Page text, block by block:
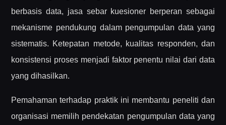
berbasis data, jasa sebar kuesioner berperan sebagai
mekanisme pendukung dalam pengumpulan data yang
sistematis. Ketepatan metode, kualitas responden, dan
konsistensi proses menjadi faktor penentu nilai dari data
yang dihasilkan.
Pemahaman terhadap praktik ini membantu peneliti dan
organisasi memilih pendekatan pengumpulan data yang